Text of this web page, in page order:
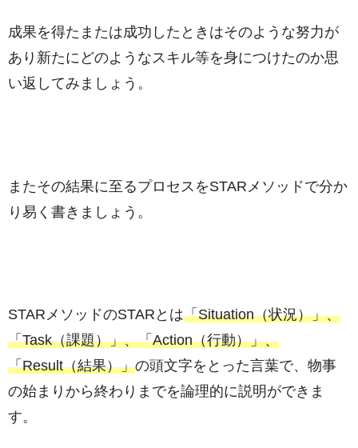
成果を得たまたは成功したときはそのような努力が
あり新たにどのようなスキル等を身につけたのか思
い返してみましょう。
またその結果に至るプロセスをSTARメソッドで分か
り易く書きましょう。
STARメソッドのSTARとは「Situation（状況）」、
「Task（課題）」、「Action（行動）」、
「Result（結果）」の頭文字をとった言葉で、物事
の始まりから終わりまでを論理的に説明ができま
す。